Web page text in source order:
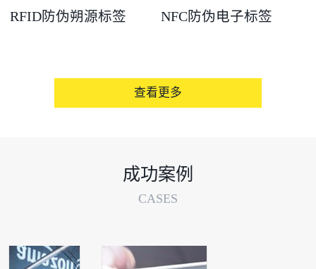
RFID防伪朔源标签 NFC防伪电子标签
查看更多
成功案例
CASES